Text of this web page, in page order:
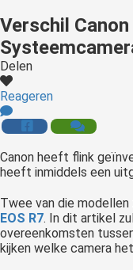
Verschil Canon
Delen
Reageren
Canon heeft flink
heeft inmiddels een
Twee van die modellen
EOS R7. In dit artikel
overeenkomsten
kijken welke camera